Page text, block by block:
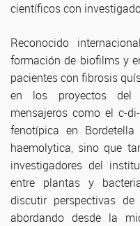
científicos con
Reconocido
formación de biofilms y
pacientes con fibrosis
en los proyectos del
mensajeros como el c-
fenotípica en
haemolytica, sino que
investigadores del
entre plantas y
discutir perspectivas de
abordando desde la